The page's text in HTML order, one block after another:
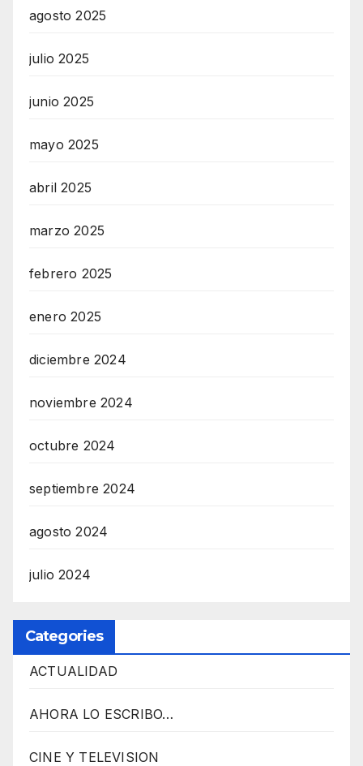
g
n
u
a
n
agosto 2025
julio 2025
junio 2025
mayo 2025
abril 2025
marzo 2025
febrero 2025
enero 2025
diciembre 2024
noviembre 2024
octubre 2024
septiembre 2024
agosto 2024
julio 2024
Categories
ACTUALIDAD
AHORA LO ESCRIBO…
CINE Y TELEVISION